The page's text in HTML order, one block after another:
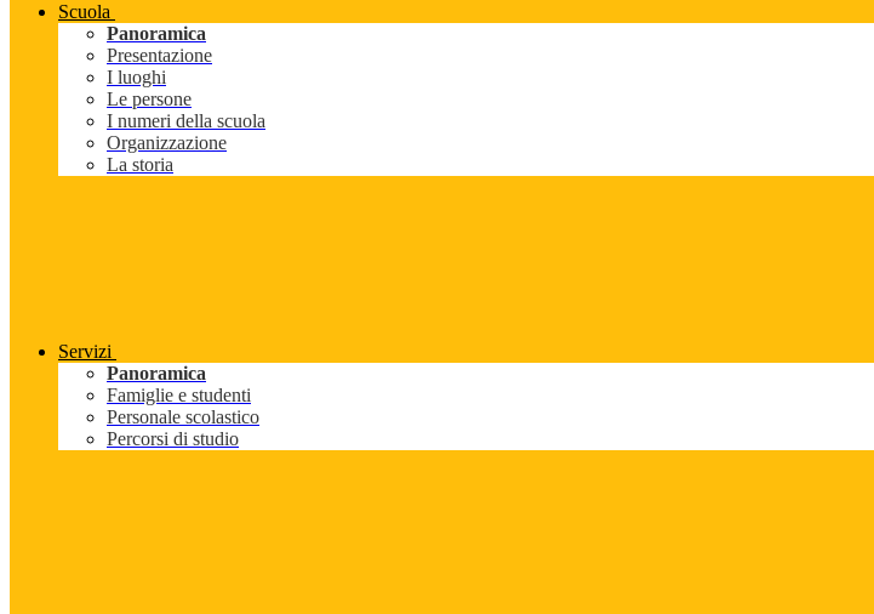
Scuola
Panoramica
Presentazione
I luoghi
Le persone
I numeri della scuola
Organizzazione
La storia
Servizi
Panoramica
Famiglie e studenti
Personale scolastico
Percorsi di studio